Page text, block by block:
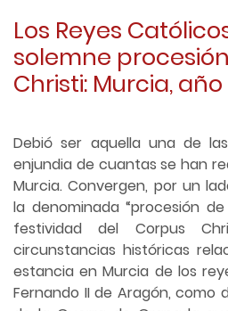
Los Reyes
solemne
Christi: Murcia, año
Debió ser aquella una de
enjundia de cuantas se han
Murcia. Convergen, por un
la denominada “procesión
festividad del Corpus
circunstancias históricas
estancia en Murcia de los
Fernando II de Aragón, como